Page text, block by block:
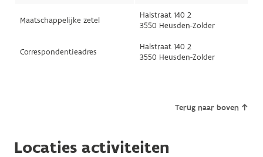
Maatschappelijke zetel
Halstraat 140 2
3550 Heusden-Zolder
Correspondentieadres
Halstraat 140 2
3550 Heusden-Zolder
Terug naar boven
Locaties activiteiten